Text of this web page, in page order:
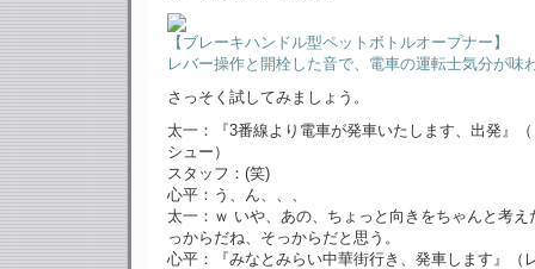
【ブレーキハンドル型ペットボトルオープナー】
レバー操作と開栓した音で、電車の運転士気分が味
さっそく試してみましょう。
太一：『3番線より電車が発車いたします、出発』
シュー）
スタッフ：(笑)
心平：う、ん、、、
太一：ｗ いや、あの、ちょっと向きをちゃんと考え
っからだね、そっからだと思う。
心平：『みなとみらい中華街行き、発車します』（